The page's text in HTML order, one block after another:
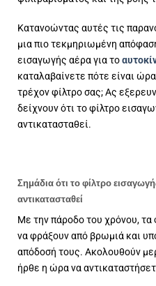
Κατανοώντας αυτές τις
μια πιο τεκμηριωμένη
εισαγωγής αέρα για το
καταλαβαίνετε πότε είναι
τρέχον φίλτρο σας; Ας
δείχνουν ότι το φίλτρο
αντικατασταθεί.
Σημάδια ότι το φίλτρο
αντικατασταθεί
Με την πάροδο του χρόνου, τα
να φράξουν από βρωμιά και
απόδοσή τους. Ακολουθούν
ήρθε η ώρα να